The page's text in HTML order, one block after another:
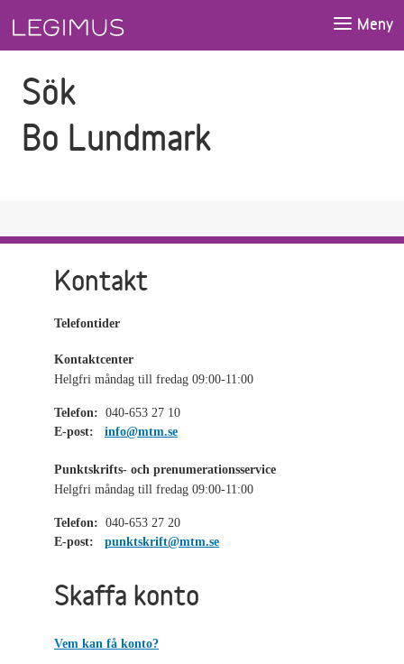
Meny
Sök
Bo Lundmark
Kontakt
Telefontider
Kontaktcenter
Helgfri måndag till fredag 09:00-11:00
Telefon: 040-653 27 10
E-post:
info@mtm.se
Punktskrifts- och prenumerationsservice
Helgfri måndag till fredag 09:00-11:00
Telefon: 040-653 27 20
E-post:
punktskrift@mtm.se
Skaffa konto
Vem kan få konto?